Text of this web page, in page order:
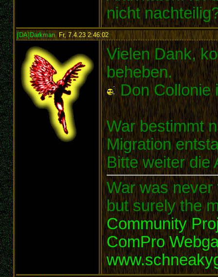
nicht
[DA]Darkman, Fr, 7.4.23 2:46:02:
Vielen Dank,
beheben.
Don Collonie
War bestimmt
Migration
Bitte weiter die
War was never
but surely the
Community
ComPro